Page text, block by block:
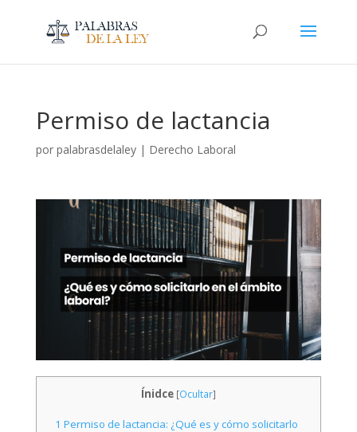
Permiso de lactancia
por palabrasdelaley| Derecho Laboral
Ínidce [Ocultar]
1 Permiso de lactancia: ¿Qué es y cómo solicitarlo